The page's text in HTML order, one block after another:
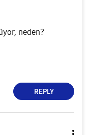
neden?
REPLY